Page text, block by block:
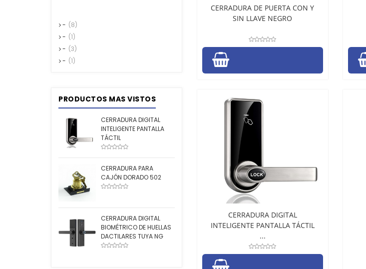
CERRADURA DE PUERTA CON Y
SIN LLAVE NEGRO
CERRADURA DIGITAL
INTELIGENTE PANTALLA TÁCTIL
...
- (8)
- (1)
- (3)
- (1)
PRODUCTOS MAS VISTOS
CERRADURA DIGITAL
INTELIGENTE PANTALLA
TÁCTIL
CERRADURA PARA
CAJÓN DORADO 502
CERRADURA DIGITAL
BIOMÉTRICO DE HUELLAS
DACTILARES TUYA NG